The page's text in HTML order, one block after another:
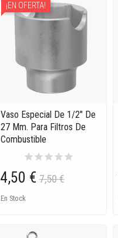
Vaso Especial De 1/2" De
27 Mm. Para Filtros De
Combustible
starstarstarstarstar
4,50 € 7,50 €
En Stock
¡EN OFERTA!